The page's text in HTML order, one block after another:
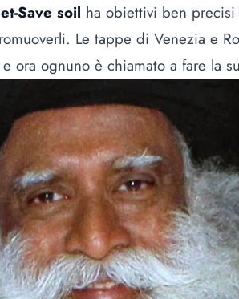
Save soil ha obiettivi ben
Le tappe di Venezia e
ora ognuno è chiamato a fare la